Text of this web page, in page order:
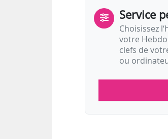
Service
Choisissez
votre
clefs de
ou